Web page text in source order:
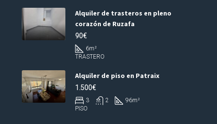
Alquiler de trasteros en pleno
corazón de Ruzafa
90€
6m²
TRASTERO
Alquiler de piso en Patraix
1.500€
3 2 96m²
PISO